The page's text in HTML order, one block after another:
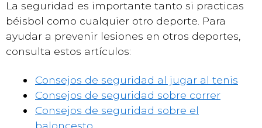
La seguridad es importante tanto si practicas
béisbol como cualquier otro deporte. Para
ayudar a prevenir lesiones en otros deportes,
consulta estos artículos:
Consejos de seguridad al jugar al tenis
Consejos de seguridad sobre correr
Consejos de seguridad sobre el
baloncesto